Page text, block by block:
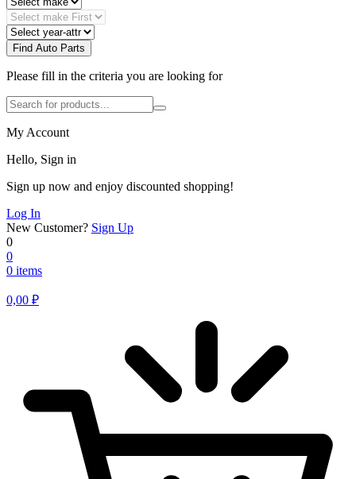
Find Auto Parts
Please fill in the criteria you are looking for
My Account
Hello, Sign in
Sign up now and enjoy discounted shopping!
Log In
New Customer? Sign Up
0
0
0 items
0,00 ₽